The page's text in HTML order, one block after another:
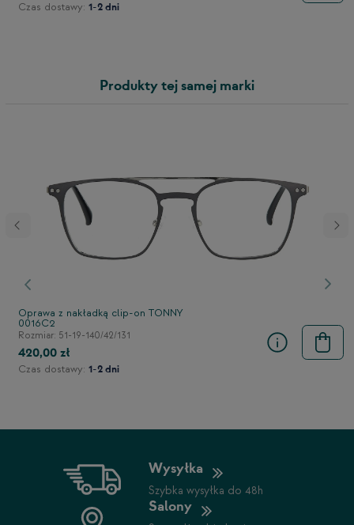
Czas dostawy: 1-2 dni
Produkty tej samej marki
Poprzedni
Oprawa z nakładką clip-on TONNY
0016C2
Rozmiar: 51-19-140/42/131
420,00 zł
Czas dostawy: 1-2 dni
Wysyłka
Szybka wysyłka do 48h
Salony